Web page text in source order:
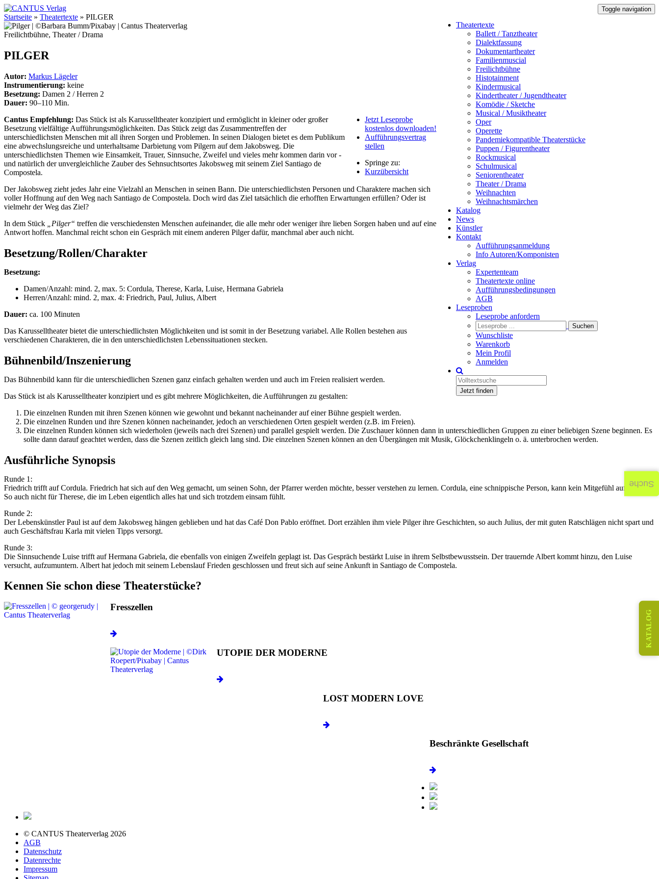
Toggle navigation
Theatertexte
Ballett / Tanztheater
Dialektfassung
Dokumentartheater
Familienmuscial
Freilichtbühne
Histotainment
Kindermusical
Kindertheater / Jugendtheater
Komödie / Sketche
Musical / Musiktheater
Oper
Operette
Pandemiekompatible Theaterstücke
Puppen / Figurentheater
Rockmusical
Schulmusical
Seniorentheater
Theater / Drama
Weihnachten
Weihnachtsmärchen
Katalog
News
Künstler
Kontakt
Aufführungsanmeldung
Info Autoren/Komponisten
Verlag
Expertenteam
Theatertexte online
Aufführungsbedingungen
AGB
Leseproben
Leseprobe anfordern
Wunschliste
Warenkorb
Mein Profil
Anmelden
Jetzt finden
Startseite » Theatertexte » PILGER
Freilichtbühne, Theater / Drama
PILGER
Autor: Markus Lägeler
Instrumentierung: keine
Besetzung: Damen 2 / Herren 2
Dauer: 90–110 Min.
Jetzt Leseprobe
kostenlos downloaden!
Aufführungsvertrag
stellen
Springe zu:
Kurzübersicht
Cantus Empfehlung: Das Stück ist als Karusselltheater konzipiert und ermöglicht in kleiner oder großer
Besetzung vielfältige Aufführungsmöglichkeiten. Das Stück zeigt das Zusammentreffen der
unterschiedlichsten Menschen mit all ihren Sorgen und Problemen. In seinen Dialogen bietet es dem Publikum
eine abwechslungsreiche und unterhaltsame Darbietung vom Pilgern auf dem Jakobsweg. Die
unterschiedlichsten Themen wie Einsamkeit, Trauer, Sinnsuche, Zweifel und vieles mehr kommen darin vor -
und natürlich der unvergleichliche Zauber des Sehnsuchtsortes Jakobsweg mit seinem Ziel Santiago de
Compostela.
Der Jakobsweg zieht jedes Jahr eine Vielzahl an Menschen in seinen Bann. Die unterschiedlichsten Personen und Charaktere machen sich
voller Hoffnung auf den Weg nach Santiago de Compostela. Doch wird das Ziel tatsächlich die erhofften Erwartungen erfüllen? Oder ist
vielmehr der Weg das Ziel?
In dem Stück
„Pilger“ treffen die verschiedensten Menschen aufeinander, die alle mehr oder weniger ihre lieben Sorgen haben und auf eine
Antwort hoffen. Manchmal reicht schon ein Gespräch mit einem anderen Pilger dafür, manchmal aber auch nicht.
Besetzung/Rollen/Charakter
Besetzung:
Damen/Anzahl: mind. 2, max. 5: Cordula, Therese, Karla, Luise, Hermana Gabriela
Herren/Anzahl: mind. 2, max. 4: Friedrich, Paul, Julius, Albert
Dauer: ca. 100 Minuten
Das Karusselltheater bietet die unterschiedlichsten Möglichkeiten und ist somit in der Besetzung variabel. Alle Rollen bestehen aus
verschiedenen Charakteren, die in den unterschiedlichsten Lebenssituationen stecken.
Bühnenbild/Inszenierung
Das Bühnenbild kann für die unterschiedlichen Szenen ganz einfach gehalten werden und auch im Freien realisiert werden.
Das Stück ist als Karusselltheater konzipiert und es gibt mehrere Möglichkeiten, die Aufführungen zu gestalten:
Die einzelnen Runden mit ihren Szenen können wie gewohnt und bekannt nacheinander auf einer Bühne gespielt werden.
Die einzelnen Runden und ihre Szenen können nacheinander, jedoch an verschiedenen Orten gespielt werden (z.B. im Freien).
Die einzelnen Runden können sich wiederholen (jeweils nach drei Szenen) und parallel gespielt werden. Die Zuschauer können dann in unterschiedlichen Gruppen zu einer beliebigen Szene beginnen. Es
sollte dann darauf geachtet werden, dass die Szenen zeitlich gleich lang sind. Die einzelnen Szenen können an den Übergängen mit Musik, Glöckchenklingeln o. ä. unterbrochen werden.
Ausführliche Synopsis
Runde 1:
Friedrich trifft auf Cordula. Friedrich hat sich auf den Weg gemacht, um seinen Sohn, der Pfarrer werden möchte, besser verstehen zu lernen. Cordula, eine schnippische Person, kann kein Mitgefühl aufbringen.
So auch nicht für Therese, die im Leben eigentlich alles hat und sich trotzdem einsam fühlt.
Runde 2:
Der Lebenskünstler Paul ist auf dem Jakobsweg hängen geblieben und hat das Café Don Pablo eröffnet. Dort erzählen ihm viele Pilger ihre Geschichten, so auch Julius, der mit guten Ratschlägen nicht spart und
auch Geschäftsfrau Karla mit vielen Tipps versorgt.
Runde 3:
Die Sinnsuchende Luise trifft auf Hermana Gabriela, die ebenfalls von einigen Zweifeln geplagt ist. Das Gespräch bestärkt Luise in ihrem Selbstbewusstsein. Der trauernde Albert kommt hinzu, den Luise
versucht, aufzumuntern. Albert hat jedoch mit seinem Lebenslauf Frieden geschlossen und freut sich auf seine Ankunft in Santiago de Compostela.
Kennen Sie schon diese Theaterstücke?
Fresszellen
UTOPIE DER MODERNE
LOST MODERN LOVE
Beschränkte Gesellschaft
© CANTUS Theaterverlag 2026
AGB
Datenschutz
Datenrechte
Impressum
KATALOG
Suche